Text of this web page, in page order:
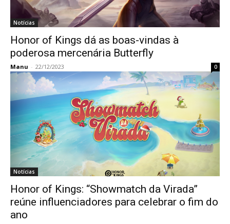
Notícias
Honor of Kings dá as boas-vindas à
poderosa mercenária Butterfly
Manu - 22/12/2023 0
Notícias
Honor of Kings: “Showmatch da Virada”
reúne influenciadores para celebrar o fim do
ano